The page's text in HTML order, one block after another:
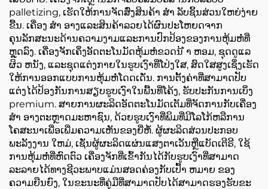
palletizing, ເຮັດໃຫ້ການຈັດສົ່ງສິນຄ້າ ສໍາ ລັບຊິ້ນສ່ວນໃຫຍ່ງ່າຍ
ຂື້ນ. ເຄື່ອງ ສໍາ ອາງແລະສິນຄ້າລວຍໄດ້ຜົນປະໂຫຍດຈາກ
ຄຸນລັກສະນະດ້ານຄວາມງາມແລະການປົກປ້ອງຂອງການຫຸ້ມຫໍ່ທີ່
ຫຼຸດລົງ. ເຄື່ອງຈັກເຄິ່ງອັດຕະໂນມັດຫຸ້ມຫໍ່ຂວດນ້ ໍາ ຫອມ, ຊຸດດູແລ
ຜິວ ຫນັງ, ແລະຊຸດແຕ່ງກາຍໃນຮູບເງົາທີ່ໂປ່ງໃສ, ສົດໃສສູງເຊິ່ງເຮັດ
ໃຫ້ການອອກແບບການຫຸ້ມຫໍ່ໂດດເດັ່ນ. ການຕັ້ງຄ່າທີ່ສາມາດປັບ
ແຕ່ງໄດ້ປ້ອງກັນການສຽບຮູບເງົາໃນພື້ນທີ່ໂຄ້ງ, ຮັບປະກັນການເບິ່ງ
premium. ສາຍການຜະລິດອັດຕະໂນມັດເຕັມທີ່ຈັດການກັບເຄື່ອງ
ສໍາ ອາງຕະຫຼາດມະຫາຊົນ, ດ້ວຍຮູບເງົາທີ່ພິມທີ່ມີໂລໂກ້ຫລືການ
ໂຄສະນາເພື່ອເພີ່ມຄວາມເຫັນຂອງຍີ່ຫໍ້. ຜູ້ຜະລິດສ່ວນປະກອບ
ພະລັງງານ ໃຫມ່, ເຊັ່ນຜູ້ຜະລິດແຜ່ນແສງຕາເວັນຫຼືແບັດເຕີຣີ, ໃຊ້
ການຫຸ້ມຫໍ່ທີ່ຫົດຕົວ ເຄື່ອງຈັກທີ່ເຂົ້າກັນໄດ້ກັບຮູບເງົາທີ່ສາມາດ
ລະລາຍໄດ້ທາງຊີວະພາບແມ່ນສອດຄ່ອງກັບເປົ້າ ຫມາຍ ຂອງ
ຄວາມຍືນຍົງ, ໃນຂະນະທີ່ຄູ່ມືທີ່ສາມາດປັບໄດ້ສາມາດຮອງຮັບຂະ